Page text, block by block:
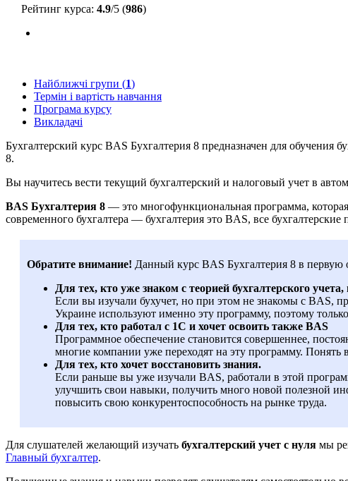
Рейтинг курса: 4.9/5 (986)
Найближчі групи (1)
Термін і вартість навчання
Програма курсу
Викладачі
Бухгалтерский курс BAS Бухгалтерия 8 предназначен для
8.
Вы научитесь вести текущий бухгалтерский и налоговый учет в
BAS Бухгалтерия 8 — это многофункциональная программа, которая
современного бухгалтера — бухгалтерия это BAS, все бухгалтерские
Обратите внимание! Данный курс BAS Бухгалтерия 8 в первую
Для тех, кто уже знаком с теорией бухгалтерского
Если вы изучали бухучет, но при этом не знакомы с BAS,
Украине используют именно эту программу, поэтому
Для тех, кто работал с 1C и хочет освоить также BAS
Программное обеспечение становится совершеннее,
многие компании уже переходят на эту программу.
Для тех, кто хочет восстановить знания.
Если раньше вы уже изучали BAS, работали в этой
улучшить свои навыки, получить много новой полезной
повысить свою конкурентоспособность на рынке труда.
Для слушателей желающий изучать бухгалтерский учет с нуля мы
Главный бухгалтер.